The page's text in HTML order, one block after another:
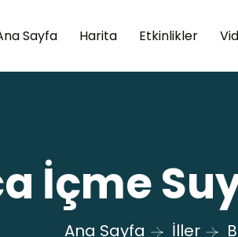
Sayfa Harita Etkinlikler
İçme
Ana Sayfa İller